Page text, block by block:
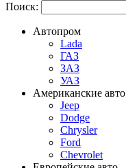
Поиск:
Автопром
Lada
ГАЗ
ЗАЗ
УАЗ
Американские авто
Jeep
Dodge
Chrysler
Ford
Chevrolet